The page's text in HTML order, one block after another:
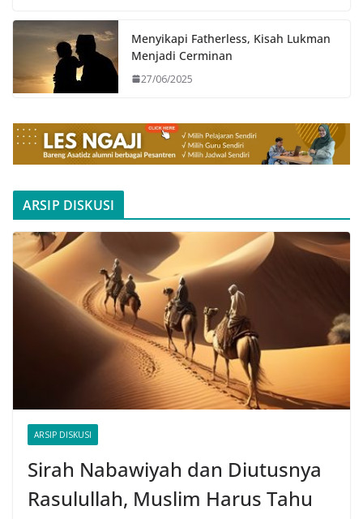
Menyikapi Fatherless, Kisah Lukman
Menjadi Cerminan
27/06/2025
ARSIP DISKUSI
ARSIP DISKUSI
Sirah Nabawiyah dan Diutusnya
Rasulullah, Muslim Harus Tahu